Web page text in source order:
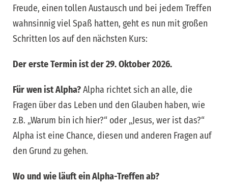
Freude, einen tollen Austausch und bei jedem Treffen
wahnsinnig viel Spaß hatten, geht es nun mit großen
Schritten los auf den nächsten Kurs:
Der erste Termin ist der 29. Oktober 2026.
Für wen ist Alpha?Alpha richtet sich an alle, die
Fragen über das Leben und den Glauben haben, wie
z.B. „Warum bin ich hier?“ oder „Jesus, wer ist das?“
Alpha ist eine Chance, diesen und anderen Fragen auf
den Grund zu gehen.
Wo und wie läuft ein Alpha-Treffen ab?